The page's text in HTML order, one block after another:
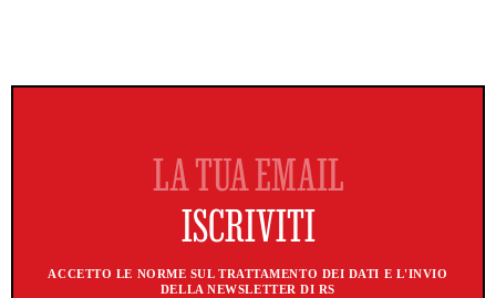
ACCETTO LE NORME SUL TRATTAMENTO DEI DATI E L'INVIO
DELLA NEWSLETTER DI RS